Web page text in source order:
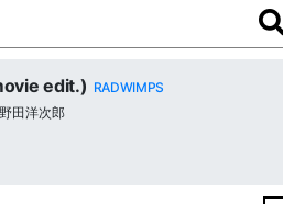
edit.) RADWIMPS
田洋次郎